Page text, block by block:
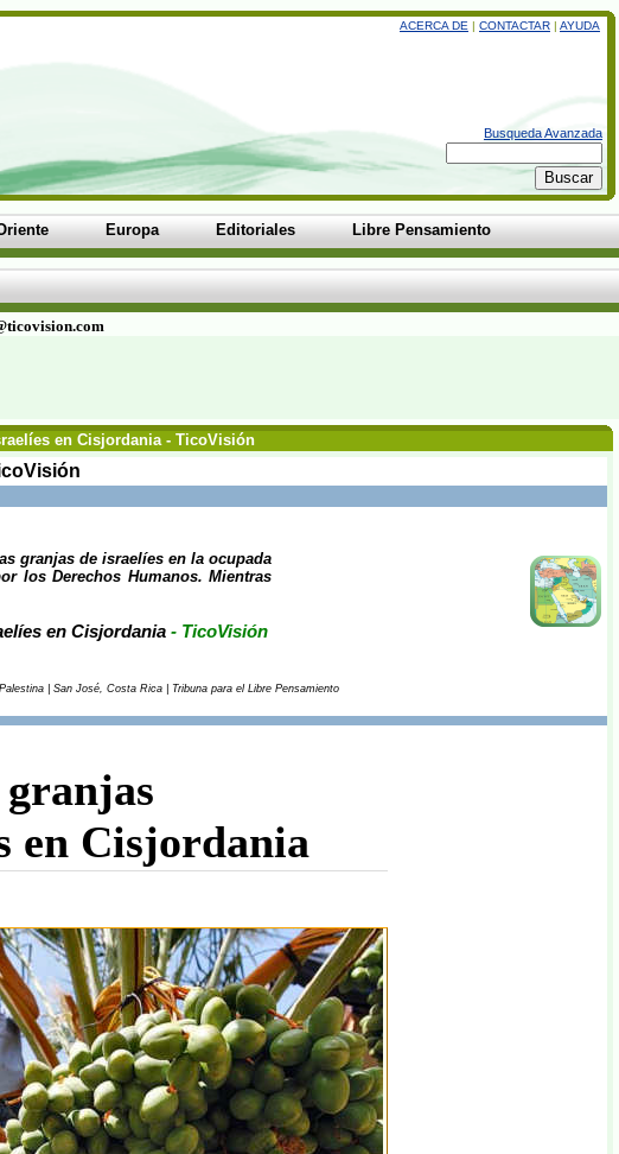
ACERCA DE | CONTACTAR | AYUDA
Busqueda Avanzada
Europa Editoriales Libre Pensamiento
en Cisjordania - TicoVisión
granjas de israelíes en la ocupada
los Derechos Humanos. Mientras
en Cisjordania - TicoVisión
| San José, Costa Rica | Tribuna para el Libre Pensamiento
en Cisjordania